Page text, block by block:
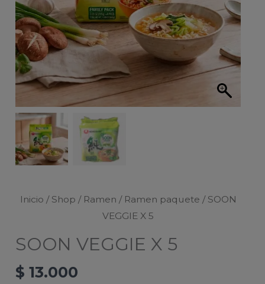
Inicio / Shop / Ramen / Ramen paquete / SOON
VEGGIE X 5
SOON VEGGIE X 5
$ 13.000